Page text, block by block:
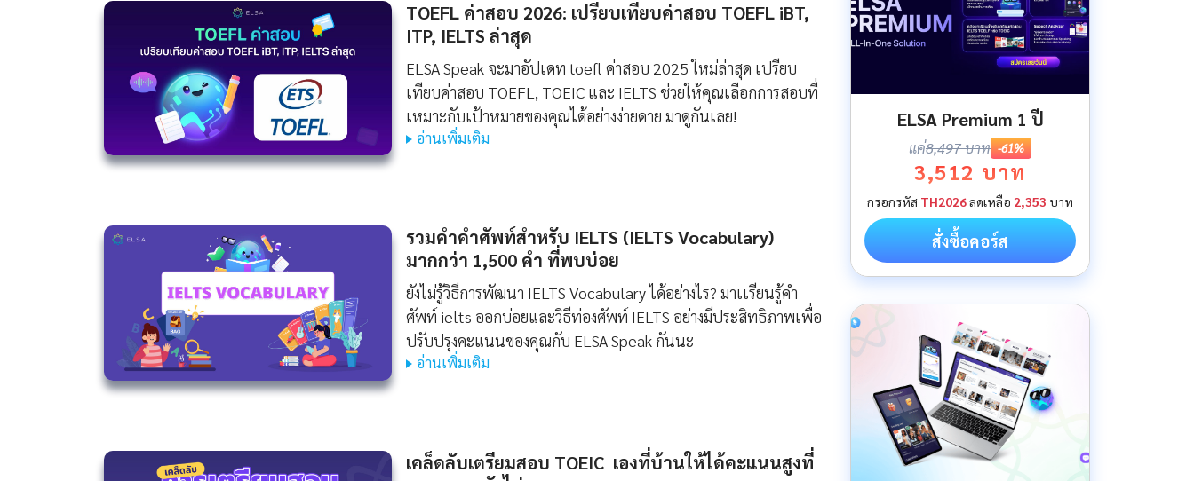
TOEFL ค่าสอบ 2026: เปรียบเทียบค่าสอบ TOEFL iBT,
ITP, IELTS ล่าสุด
ELSA Speak จะมาอัปเดท toefl ค่าสอบ 2025 ใหม่ล่าสุด เปรียบ
เทียบค่าสอบ TOEFL, TOEIC และ IELTS ช่วยให้คุณเลือกการสอบที่
เหมาะกับเป้าหมายของคุณได้อย่างง่ายดาย มาดูกันเลย!
อ่านเพิ่มเติม
รวมคำคำศัพท์สำหรับ IELTS (IELTS Vocabulary)
มากกว่า 1,500 คํา ที่พบบ่อย
ยังไม่รู้วิธีการพัฒนา IELTS Vocabulary ได้อย่างไร? มาเเรียนรู้คํา
ศัพท์ ielts ออกบ่อยและวิธีท่องศัพท์ IELTS อย่างมีประสิทธิภาพเพื่อ
ปรับปรุงคะแนนของคุณกับ ELSA Speak กันนะ
อ่านเพิ่มเติม
เคล็ดลับเตรียมสอบ TOEIC เองที่บ้านให้ได้คะแนนสูงที่
ELSA Premium 1 ปี
แค่8,497 บาท -61%
3,512 บาท
กรอกรหัส TH2026ลดเหลือ 2,353 บาท
สั่งซื้อคอร์ส